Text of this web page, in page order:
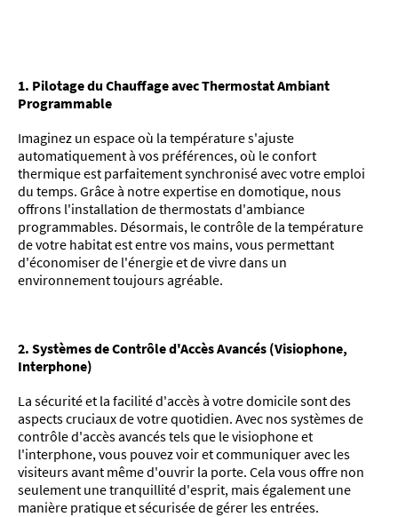
1. Pilotage du Chauffage avec Thermostat Ambiant
Programmable
Imaginez un espace où la température s'ajuste
automatiquement à vos préférences, où le confort
thermique est parfaitement synchronisé avec votre emploi
du temps. Grâce à notre expertise en domotique, nous
offrons l'installation de thermostats d'ambiance
programmables. Désormais, le contrôle de la température
de votre habitat est entre vos mains, vous permettant
d'économiser de l'énergie et de vivre dans un
environnement toujours agréable.
2. Systèmes de Contrôle d'Accès Avancés (Visiophone,
Interphone)
La sécurité et la facilité d'accès à votre domicile sont des
aspects cruciaux de votre quotidien. Avec nos systèmes de
contrôle d'accès avancés tels que le visiophone et
l'interphone, vous pouvez voir et communiquer avec les
visiteurs avant même d'ouvrir la porte. Cela vous offre non
seulement une tranquillité d'esprit, mais également une
manière pratique et sécurisée de gérer les entrées.